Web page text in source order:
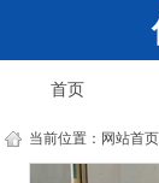
首页
当前位置： 网站首页